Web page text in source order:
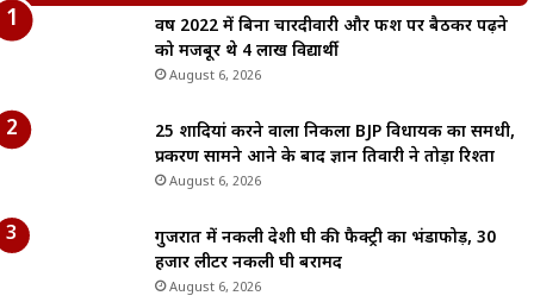
वर्ष 2022 में बिना चारदीवारी और फर्श पर बैठकर पढ़ने
को मजबूर थे 4 लाख विद्यार्थी
August 6, 2026
25 शादियां करने वाला निकला BJP विधायक का समधी,
प्रकरण सामने आने के बाद ज्ञान तिवारी ने तोड़ा रिश्ता
August 6, 2026
गुजरात में नकली देशी घी की फैक्ट्री का भंडाफोड़, 30
हजार लीटर नकली घी बरामद
August 6, 2026